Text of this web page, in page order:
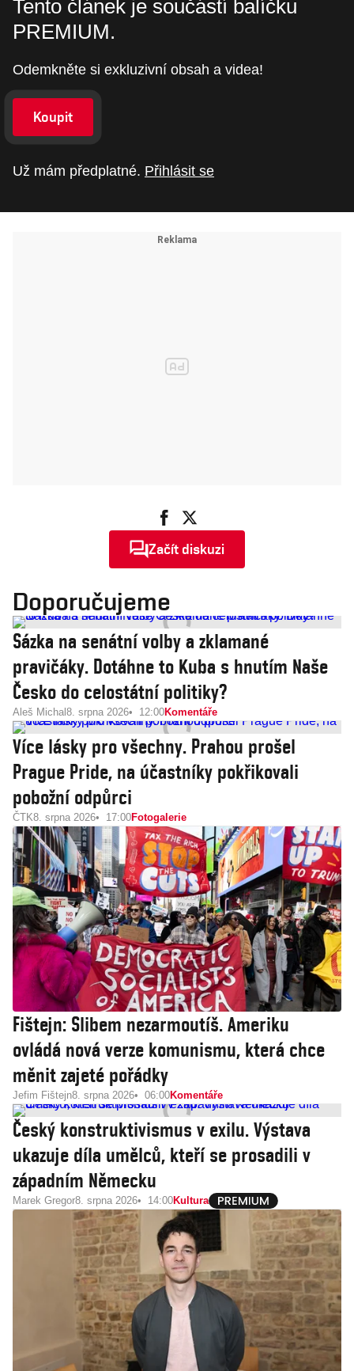
Tento článek je součástí balíčku
PREMIUM.
Odemkněte si exkluzivní obsah a videa!
Koupit
Už mám předplatné. Přihlásit se
Začít diskuzi
Doporučujeme
Sázka na senátní volby a zklamané
pravičáky. Dotáhne to Kuba s hnutím Naše
Česko do celostátní politiky?
Aleš Michal 8. srpna 2026 12:00Komentáře
Více lásky pro všechny. Prahou prošel
Prague Pride, na účastníky pokřikovali
pobožní odpůrci
ČTK8. srpna 2026 17:00Fotogalerie
Fištejn: Slibem nezarmoutíš. Ameriku
ovládá nová verze komunismu, která chce
měnit zajeté pořádky
Jefim Fištejn8. srpna 2026 06:00Komentáře
Český konstruktivismus v exilu. Výstava
ukazuje díla umělců, kteří se prosadili v
západním Německu
Marek Gregor8. srpna 2026 14:00Kultura